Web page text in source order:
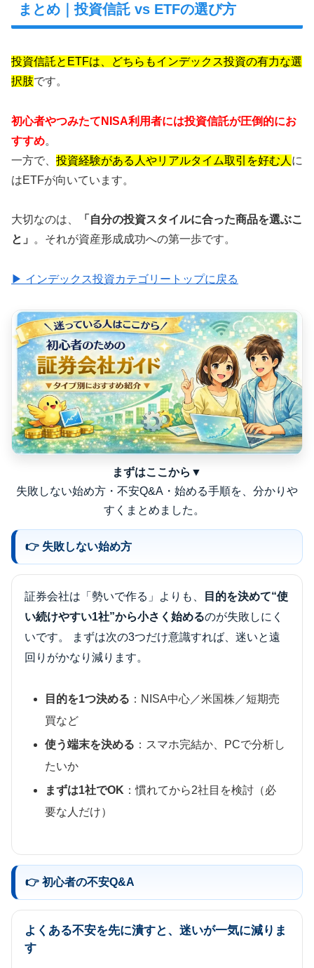
まとめ｜投資信託 vs ETFの選び方
投資信託とETFは、どちらもインデックス投資の有力な選
択肢です。
初心者やつみたてNISA利用者には投資信託が圧倒的にお
すすめ。
一方で、 投資経験がある人やリアルタイム取引を好む人 に
はETFが向いています。
大切なのは、
「自分の投資スタイルに合った商品を選ぶこ
と」
。それが資産形成成功への第一歩です。
▶ インデックス投資カテゴリートップに戻る
まずはここから▼
失敗しない始め方・不安Q&A・始める手順を、分かりや
すくまとめました。
👉 失敗しない始め方
証券会社は「勢いで作る」よりも、
目的を決めて“使
い続けやすい1社”から小さく始めるのが失敗しにく
いです。 まずは次の3つだけ意識すれば、迷いと遠
回りがかなり減ります。
目的を1つ決める ：NISA中心／米国株／短期売
買など
使う端末を決める ：スマホ完結か、PCで分析し
たいか
まずは1社でOK ：慣れてから2社目を検討（必
要な人だけ）
👉 初心者の不安Q&A
よくある不安を先に潰すと、迷いが一気に減りま
す